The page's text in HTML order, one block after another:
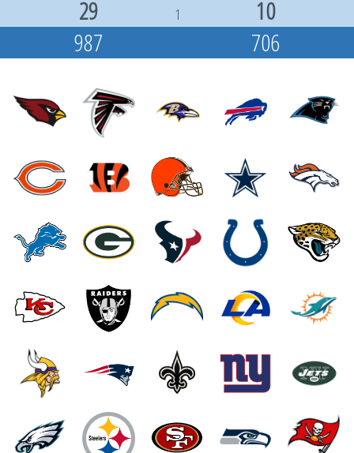
29 1
10
987
706